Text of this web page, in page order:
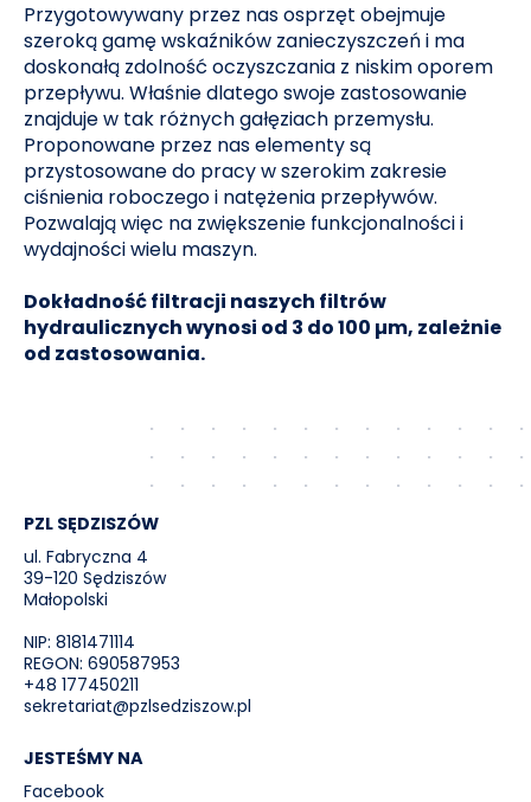
Przygotowywany przez nas osprzęt obejmuje
szeroką gamę wskaźników zanieczyszczeń i ma
doskonałą zdolność oczyszczania z niskim oporem
przepływu. Właśnie dlatego swoje zastosowanie
znajduje w tak różnych gałęziach przemysłu.
Proponowane przez nas elementy są
przystosowane do pracy w szerokim zakresie
ciśnienia roboczego i natężenia przepływów.
Pozwalają więc na zwiększenie funkcjonalności i
wydajności wielu maszyn.
Dokładność filtracji naszych filtrów
hydraulicznych wynosi od 3 do 100 µm, zależnie
od zastosowania.
PZL SĘDZISZÓW
ul. Fabryczna 4
39-120 Sędziszów
Małopolski
NIP: 8181471114
REGON: 690587953
+48 177450211
sekretariat@pzlsedziszow.pl
JESTEŚMY NA
Facebook